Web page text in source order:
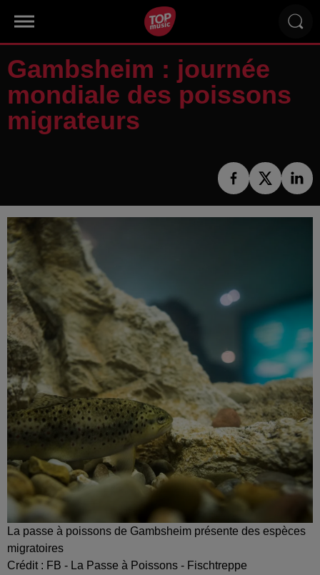
Gambsheim : journée
mondiale des poissons
migrateurs
La passe à poissons de Gambsheim présente des espèces
migratoires
Crédit : FB - La Passe à Poissons - Fischtreppe